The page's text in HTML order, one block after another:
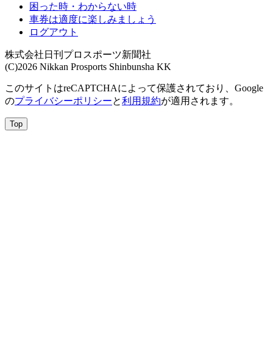
困った時・わからない時
車券は適度に楽しみましょう
ログアウト
株式会社日刊プロスポーツ新聞社
(C)2026 Nikkan Prosports Shinbunsha KK
このサイトはreCAPTCHAによって保護されており、Google
のプライバシーポリシーと利用規約が適用されます。
Top